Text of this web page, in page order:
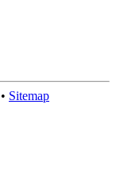
• Sitemap